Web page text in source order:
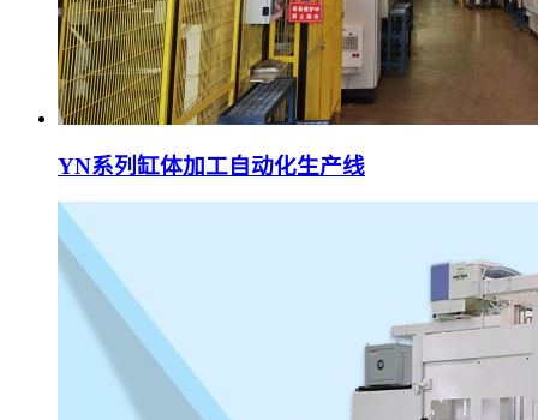
YN系列缸体加工自动化生产线